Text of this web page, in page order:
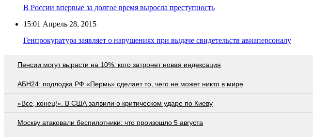
В России впервые за долгое время выросла преступность
15:01 Апрель 28, 2015
Генпрокуратура заявляет о нарушениях при выдаче свидетельств авиаперсоналу
Пенсии могут вырасти на 10%: кого затронет новая индексация
АБН24: подлодка РФ «Пермь» сделает то, чего не может никто в мире
«Все, конец!». В США заявили о критическом ударе по Киеву
Москву атаковали беспилотники: что произошло 5 августа